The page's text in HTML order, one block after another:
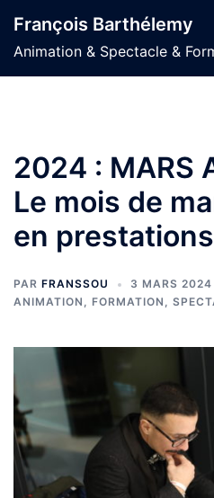
au
contenu
François Barthélemy
Animation & Spectacle &
2024 : MARS
Le mois de
en prestations
PAR FRANSSOU
3 MARS 2024
ANIMATION , FORMATION ,